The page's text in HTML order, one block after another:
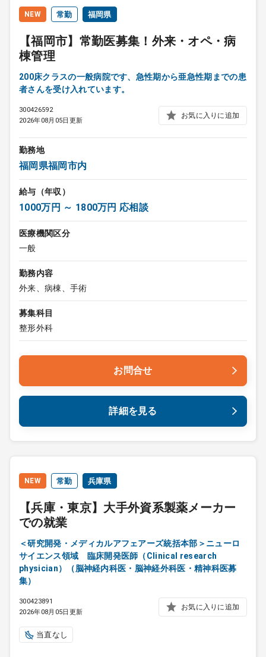
NEW 常勤 福岡県
【福岡市】常勤医募集！外来・オペ・病
棟管理
200床クラスの一般病院です、急性期から亜急性期までの患
者さんを受け入れています。
300426592
2026年08月05日更新
お気に入りに追加
勤務地
福岡県福岡市内
給与（年収）
1000万円 ～ 1800万円 応相談
医療機関区分
一般
勤務内容
外来、病棟、手術
募集科目
整形外科
お問合せ
詳細を見る
NEW 常勤 兵庫県
【兵庫・東京】大手外資系製薬メーカー
での就業
＜研究開発・メディカルアフェアーズ統括本部＞ニューロ
サイエンス領域 臨床開発医師（Clinical research
physician）（脳神経内科医・脳神経外科医・精神科医募
集）
300423891
2026年08月05日更新
お気に入りに追加
当直なし